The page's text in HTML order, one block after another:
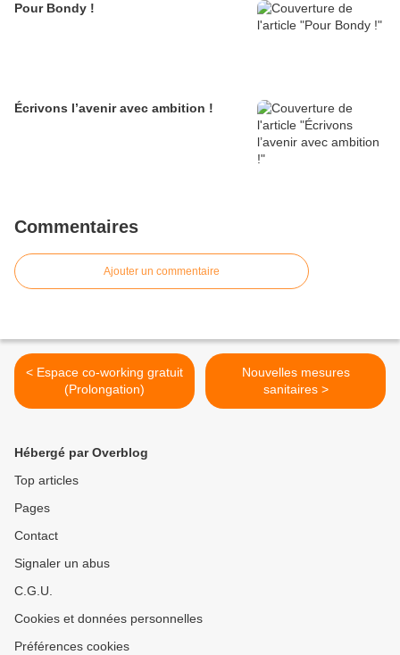
Pour Bondy !
Écrivons l’avenir avec ambition !
Commentaires
Ajouter un commentaire
< Espace co-working gratuit
(Prolongation)
Nouvelles mesures
sanitaires >
Hébergé par Overblog
Top articles
Pages
Contact
Signaler un abus
C.G.U.
Cookies et données personnelles
Préférences cookies